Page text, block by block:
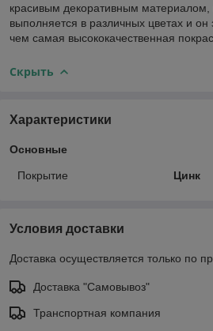
красивым декоративным материалом,
выполняется в различных цветах и он
чем самая высококачественная
Скрыть
Характеристики
Основные
Покрытие Цинк
Условия доставки
Доставка осуществляется только по
Доставка "Самовывоз"
Транспортная компания